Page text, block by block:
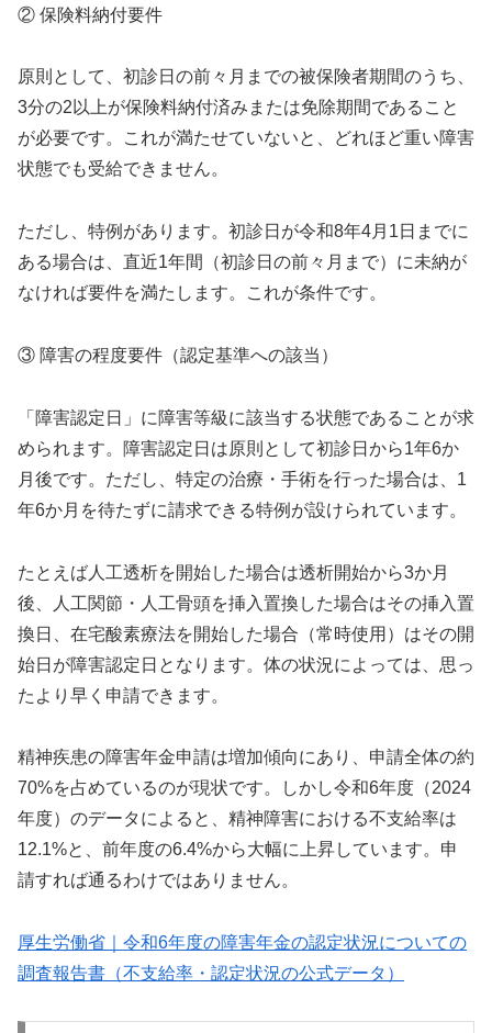
② 保険料納付要件
原則として、初診日の前々月までの被保険者期間のうち、
3分の2以上が保険料納付済みまたは免除期間であること
が必要です。これが満たせていないと、どれほど重い障害
状態でも受給できません。
ただし、特例があります。初診日が令和8年4月1日までに
ある場合は、直近1年間（初診日の前々月まで）に未納が
なければ要件を満たします。これが条件です。
③ 障害の程度要件（認定基準への該当）
「障害認定日」に障害等級に該当する状態であることが求
められます。障害認定日は原則として初診日から1年6か
月後です。ただし、特定の治療・手術を行った場合は、1
年6か月を待たずに請求できる特例が設けられています。
たとえば人工透析を開始した場合は透析開始から3か月
後、人工関節・人工骨頭を挿入置換した場合はその挿入置
換日、在宅酸素療法を開始した場合（常時使用）はその開
始日が障害認定日となります。体の状況によっては、思っ
たより早く申請できます。
精神疾患の障害年金申請は増加傾向にあり、申請全体の約
70%を占めているのが現状です。しかし令和6年度（2024
年度）のデータによると、精神障害における不支給率は
12.1%と、前年度の6.4%から大幅に上昇しています。申
請すれば通るわけではありません。
厚生労働省｜令和6年度の障害年金の認定状況についての
調査報告書（不支給率・認定状況の公式データ）